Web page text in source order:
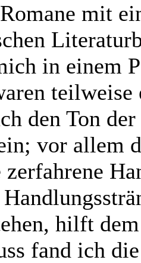
mit
in einem
teilweise
den Ton
vor allem
zerfahrene
hilft
fand ich